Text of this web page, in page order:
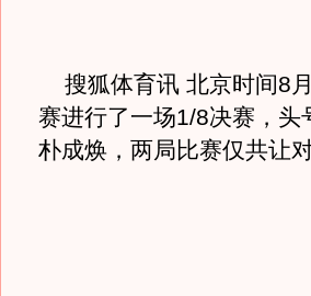
搜狐体育讯 北京时间8
赛进行了一场1/8决赛，
朴成焕，两局比赛仅共让